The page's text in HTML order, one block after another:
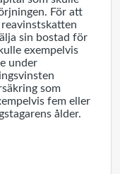
För att
sin bostad för
exempelvis
under
som
fem eller
ålder.